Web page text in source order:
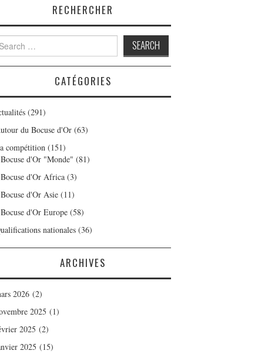
RECHERCHER
Search
for:
CATÉGORIES
(291)
du Bocuse d'Or (63)
compétition (151)
Bocuse d'Or "Monde" (81)
Bocuse d'Or Africa (3)
Bocuse d'Or Asie (11)
Bocuse d'Or Europe (58)
nationales (36)
ARCHIVES
2026 (2)
2025 (1)
2025 (2)
2025 (15)